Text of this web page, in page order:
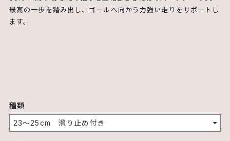
最高の一歩を踏み出し、ゴールへ向かう力強い走りをサポートし
ます。
種類